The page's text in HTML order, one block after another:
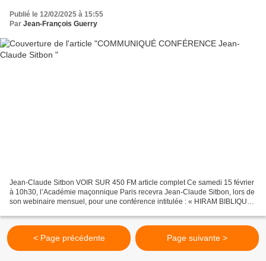
Publié le 12/02/2025 à 15:55
Par Jean-François Guerry
Jean-Claude Sitbon VOIR SUR 450 FM article complet Ce samedi 15 février
à 10h30, l’Académie maçonnique Paris recevra Jean-Claude Sitbon, lors de
son webinaire mensuel, pour une conférence intitulée : « HIRAM BIBLIQUE,
< Page précédente Page suivante >